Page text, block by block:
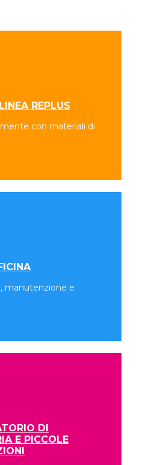
REPLUS
con materiali di
manutenzione e
DI
E PICCOLE